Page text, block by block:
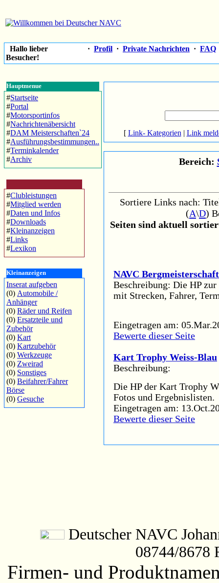
Hallo lieber
Besucher!
· Profil · Private Nachrichten · FAQ
Hauptmenue
#Startseite
#Portal
#Motorsportinfos
#Nachrichtenäbersicht
#DAM Meisterschaften`24
#Ausführungsbestimmungen..
#Terminkalender
#Archiv
#Clubleistungen
#Mitglied werden
#Daten und Infos
#Downloads
#Kleinanzeigen
#Links
#Lexikon
Kleinanzeigen
Inserat aufgeben
(0) Automobile /
Anhänger
(0) Räder und Reifen
(0) Ersatzteile und
Zubehör
(0) Kart
(0) Kartzubehör
(0) Werkzeuge
(0) Zweirad
(0) Sonstiges
(0) Beifahrer/Fahrer
Börse
(0) Gesuche
[ Link- Kategorien | Link
Bereich:
Sortiere Links nach:
(A\D)
Seiten sind aktuell
NAVC Bergmeisterschaft
Beschreibung: Die HP
mit Strecken, Fahrer,
Eingetragen am:
Bewerte dieser Seite
Kart Trophy Weiss-Blau
Beschreibung:
Die HP der Kart Trophy
Fotos und Ergebnislisten.
Eingetragen am:
Bewerte dieser Seite
Deutscher NAVC
08744/8678
Firmen- und